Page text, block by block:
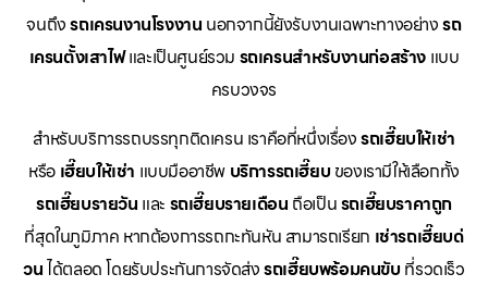
จนถึงรถเครนงานโรงงาน นอกจากนี้ยังรับงานเฉพาะทางอย่างรถ
เครนตั้งเสาไฟและเป็นศูนย์รวม รถเครนสำหรับงานก่อสร้าง แบบ
ครบวงจร
สำหรับบริการรถบรรทุกติดเครน เราคือที่หนึ่งเรื่องรถเฮี๊ยบให้เช่า
หรือ เฮี๊ยบให้เช่า แบบมืออาชีพ บริการรถเฮี๊ยบ ของเรามีให้เลือกทั้ง
รถเฮี๊ยบรายวัน และ รถเฮี๊ยบรายเดือน ถือเป็นรถเฮี๊ยบราคาถูก
ที่สุดในภูมิภาค หากต้องการรถกะทันหัน สามารถเรียก เช่ารถเฮี๊ยบด่
วนได้ตลอด โดยรับประกันการจัดส่งรถเฮี๊ยบพร้อมคนขับ ที่รวดเร็ว